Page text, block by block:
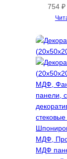
754 ₽